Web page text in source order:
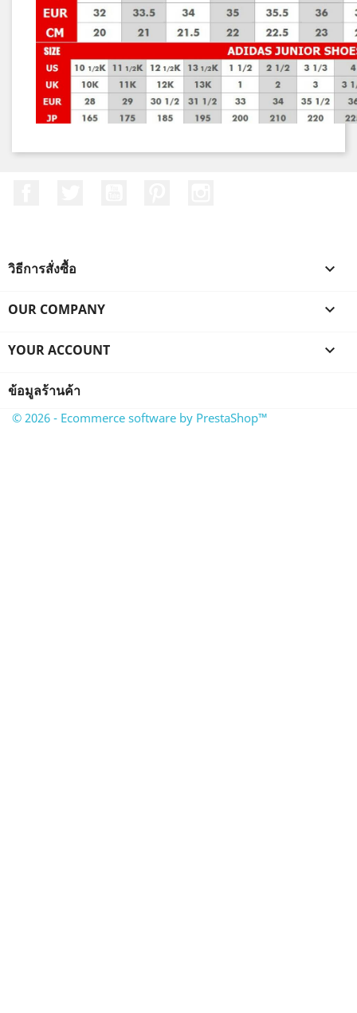
วิธีการสั่งซื้อ 
OUR COMPANY 
YOUR ACCOUNT 
ข้อมูลร้านค้า
© 2026 - Ecommerce software by PrestaShop™